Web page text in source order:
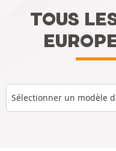
TOUS
Sélectionner un modèle